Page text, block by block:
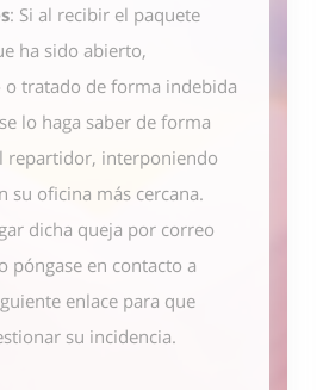
: Si al recibir el paquete
ha sido abierto,
tratado de forma indebida
lo haga saber de forma
repartidor, interponiendo
su oficina más cercana.
dicha queja por correo
póngase en contacto a
enlace para que
su incidencia.